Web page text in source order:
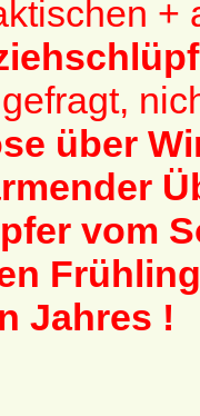
+
über
vom
Jahres !